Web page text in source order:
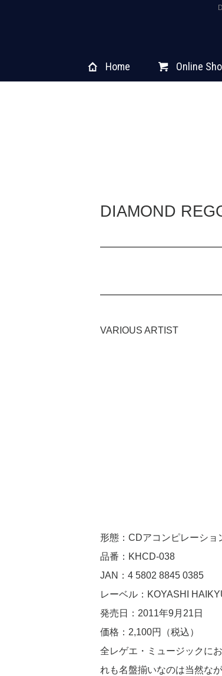
Home Online
DIAMOND
VARIOUS ARTIST
形態：CDアコンピレーショ
品番：KHCD-038
JAN：4 5802 8845 0385
レーベル：KOYASHI
発売日：2011年9月21日
価格：2,100円（税込）
全レゲエ・ミュージックに
れも名盤揃いなのは当然な